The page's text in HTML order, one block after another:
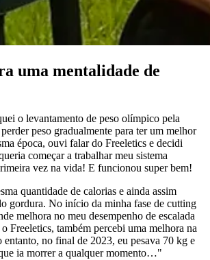
uma mentalidade de
o levantamento de peso olímpico pela
peso gradualmente para ter um melhor
época, ouvi falar do Freeletics e decidi
começar a trabalhar meu sistema
vez na vida! E funcionou super bem!
quantidade de calorias e ainda assim
gordura. No início da minha fase de cutting
melhora no meu desempenho de escalada
Freeletics, também percebi uma melhora na
entanto, no final de 2023, eu pesava 70 kg e
ia morrer a qualquer momento…"